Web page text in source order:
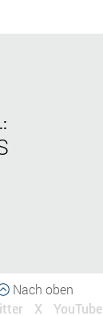
Nach oben
X YouTube